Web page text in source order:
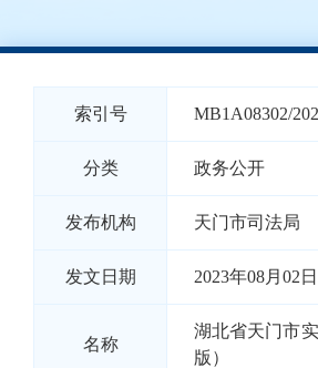
索引号 MB1A08302/
分类 政务公开
发布机构 天门市司法局
发文日期 2023年08月02日
名称
湖北省天门市
版）